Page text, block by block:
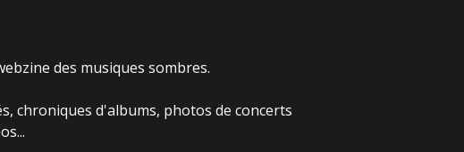
des musiques sombres.
chroniques d'albums, photos de concerts